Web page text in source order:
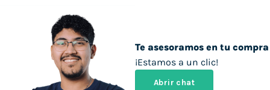
Te asesoramos en tu compra
¡Estamos a un clic!
Abrir chat